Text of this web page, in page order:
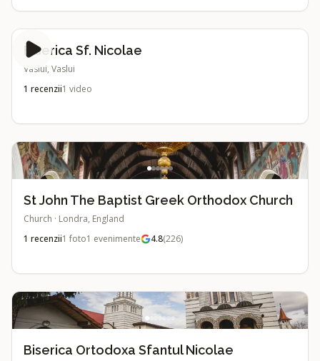
Biserica Sf. Nicolae
Vaslui, Vaslui
1 recenzii1 video
St John The Baptist Greek Orthodox Church
Church · Londra, England
1 recenzii1 foto1 evenimente 4.8(226)
Biserica Ortodoxa Sfantul Nicolae